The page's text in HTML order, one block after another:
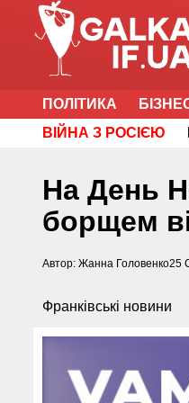
ПОЛІТИКА
ВІЙНА З РОСІЄЮ
На День
борщем
Автор: Жанна Головенко25
Франківські новини